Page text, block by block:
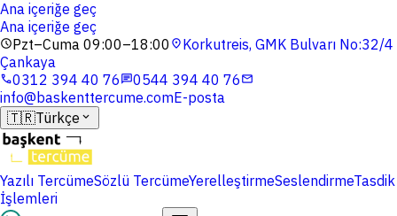
Ana içeriğe geç
Ana içeriğe geç
schedulePzt–Cuma 09:00–18:00 location_onKorkutreis, GMK Bulvarı No:32/4
Çankaya
phone0312 394 40 76chat0544 394 40 76mail
info@baskenttercume.comE-posta
🇹🇷Türkçe expand_more
Yazılı TercümeSözlü TercümeYerelleştirmeSeslendirmeTasdik
İşlemleri